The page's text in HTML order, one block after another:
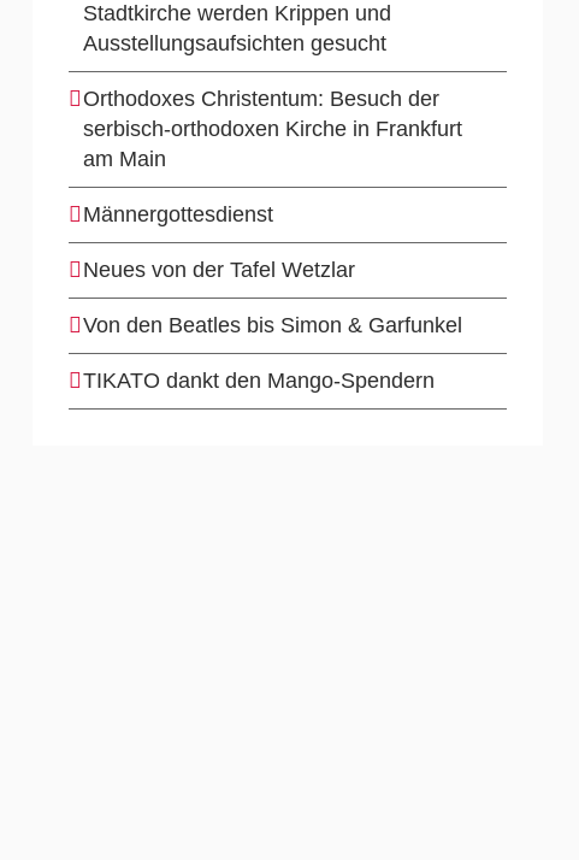
Stadtkirche werden Krippen und
Ausstellungsaufsichten gesucht
Orthodoxes Christentum: Besuch der
serbisch-orthodoxen Kirche in Frankfurt
am Main
Männergottesdienst
Neues von der Tafel Wetzlar
Von den Beatles bis Simon & Garfunkel
TIKATO dankt den Mango-Spendern